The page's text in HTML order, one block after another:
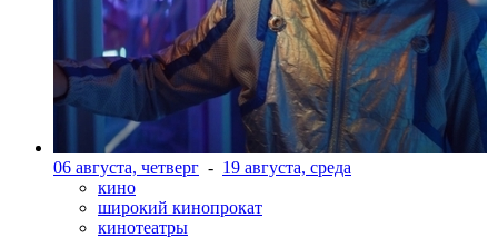
06 августа, четверг - 19 августа, среда
кино
широкий кинопрокат
кинотеатры